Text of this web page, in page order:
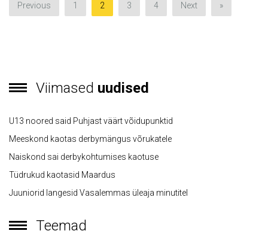
Previous 1 2 3 4 Next »
Viimased uudised
U13 noored said Puhjast väärt võidupunktid
Meeskond kaotas derbymängus võrukatele
Naiskond sai derbykohtumises kaotuse
Tüdrukud kaotasid Maardus
Juuniorid langesid Vasalemmas üleaja minutitel
Teemad